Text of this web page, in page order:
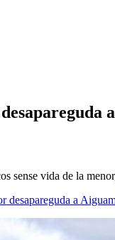
sense vida de la
desapareguda a